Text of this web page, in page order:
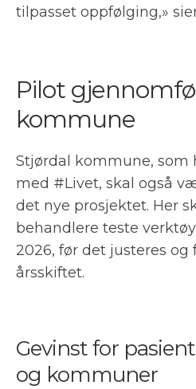
tilpasset oppfølging,»
Pilot
kommune
Stjørdal kommune, som
med #Livet, skal også
det nye prosjektet. Her
behandlere teste
2026, før det justeres
årsskiftet.
Gevinst for
og kommuner